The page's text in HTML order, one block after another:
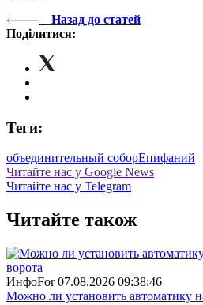
Назад до статей
Поділитися:
Теги:
объединительный соборЕпифаний
Читайте нас у Google News
Читайте нас у Telegram
Читайте також
ИнфоFor 07.08.2026 09:38:46
Можно ли установить автоматику